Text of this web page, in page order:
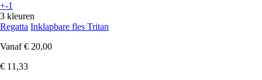
+-1
3 kleuren
Regatta Inklapbare fles Tritan
Vanaf € 20,00
€ 11,33